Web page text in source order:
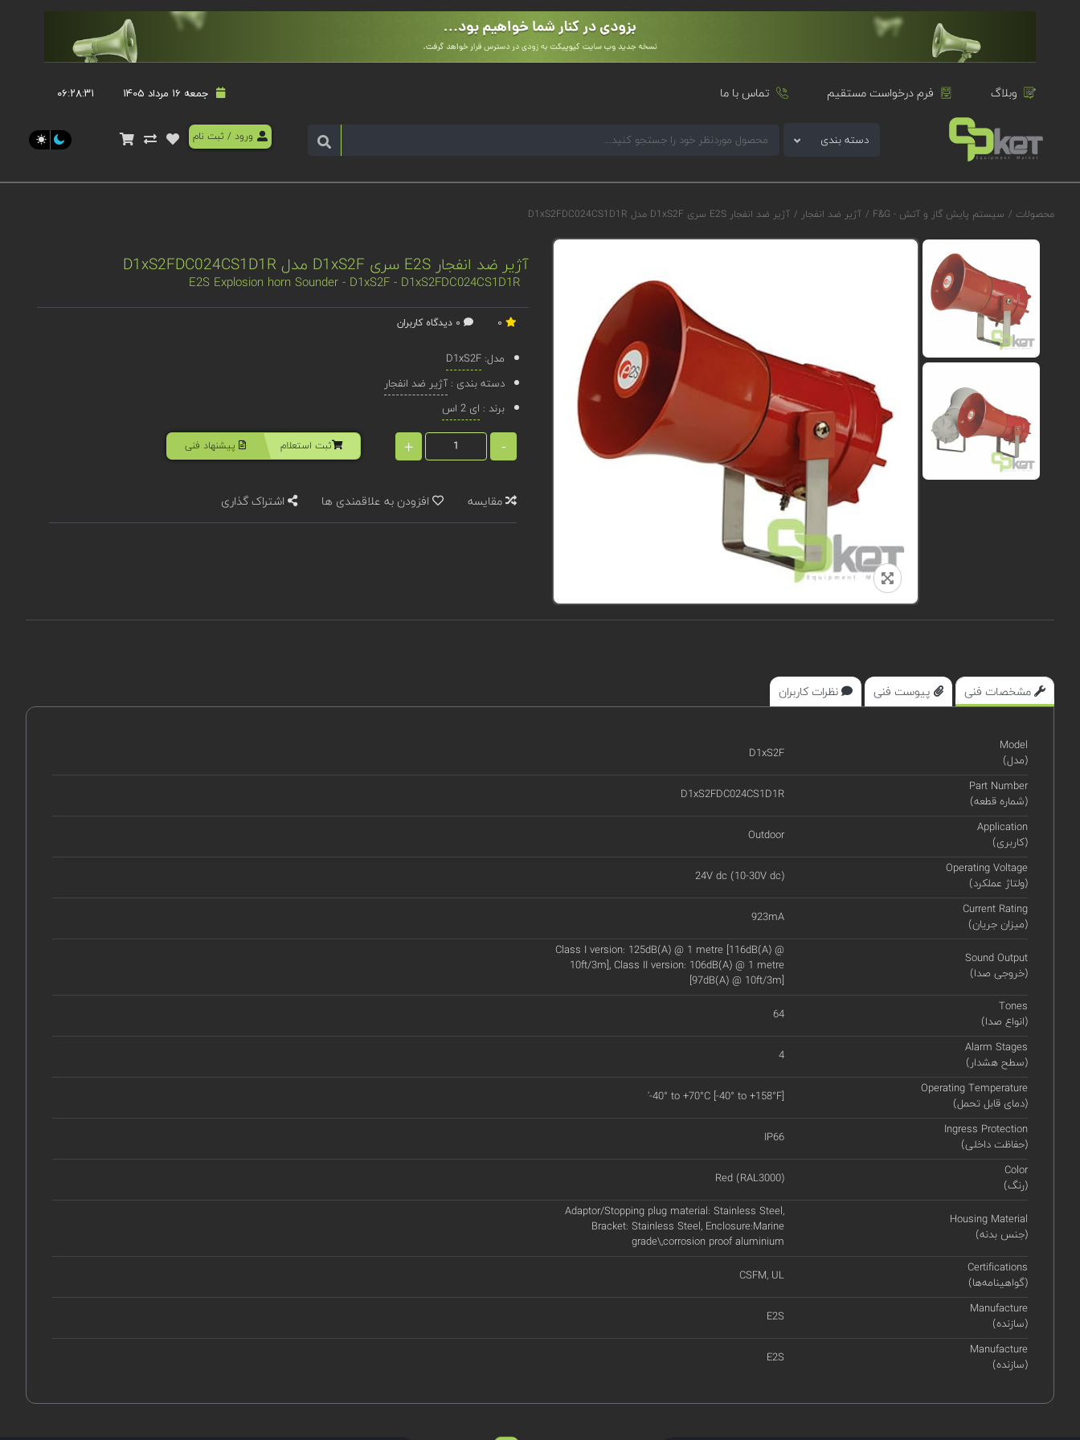
وبلاگ فرم درخواست مستقیم تماس با ما جمعه 16 مرداد 1405 ۰۶:۲۸:۳۱
دسته بندی ورود / ثبت نام
محصولات / سیستم پایش گاز و آتش - F&G / آژیر ضد انفجار / آژیر ضد انفجار E2S سری D1xS2F مدل D1xS2FDC024CS1D1R
آژیر ضد انفجار E2S سری D1xS2F مدل D1xS2FDC024CS1D1R
E2S Explosion horn Sounder - D1xS2F - D1xS2FDC024CS1D1R
مدل: D1xS2F
دسته بندی : آژیر ضد انفجار
برند : ای 2 اس
-
+ ثبت استعلام پیشنهاد فنی
مقایسه افزودن به علاقمندی ها اشتراک گذاری
مشخصات فنی پیوست فنی نظرات کاربران
Model
(مدل)
D1xS2F
Part Number
(شماره قطعه)
D1xS2FDC024CS1D1R
Application
(کاربری)
Outdoor
Operating Voltage
(ولتاژ عملکرد)
24V dc (10-30V dc)
Current Rating
(میزان جریان)
923mA
Sound Output
(خروجی صدا)
Class I version: 125dB(A) @ 1 metre [116dB(A) @
10ft/3m], Class II version: 106dB(A) @ 1 metre
[97dB(A) @ 10ft/3m]
Tones
(انواع صدا)
64
Alarm Stages
(سطح هشدار)
4
Operating Temperature
(دمای قابل تحمل)
'-40° to +70°C [-40° to +158°F]
Ingress Protection
(حفاظت داخلی)
IP66
Color
(رنگ)
Red (RAL3000)
Housing Material
(جنس بدنه)
Adaptor/Stopping plug material: Stainless Steel,
Bracket: Stainless Steel, Enclosure:Marine
grade\,corrosion proof aluminium
Certifications
(گواهینامه‌ها)
CSFM, UL
Manufacture
(سازنده)
E2S
Manufacture
(سازنده)
E2S